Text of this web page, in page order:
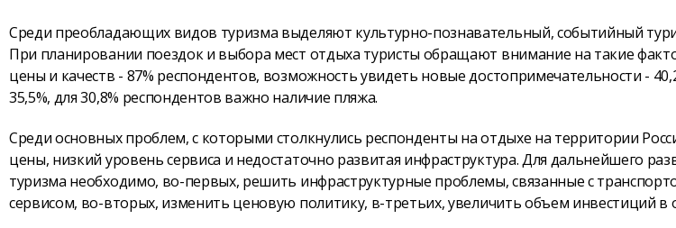
Среди преобладающих видов туризма выделяют культурно-познавательный, событийный
При планировании поездок и выбора мест отдыха туристы обращают внимание на такие
цены и качеств - 87% респондентов, возможность увидеть новые достопримечательности -
35,5%, для 30,8% респондентов важно наличие пляжа.
Среди основных проблем, с которыми столкнулись респонденты на отдыхе на территории
цены, низкий уровень сервиса и недостаточно развитая инфраструктура. Для дальнейшего
туризма необходимо, во-первых, решить инфраструктурные проблемы, связанные с
сервисом, во-вторых, изменить ценовую политику, в-третьих, увеличить объем инвестиций в